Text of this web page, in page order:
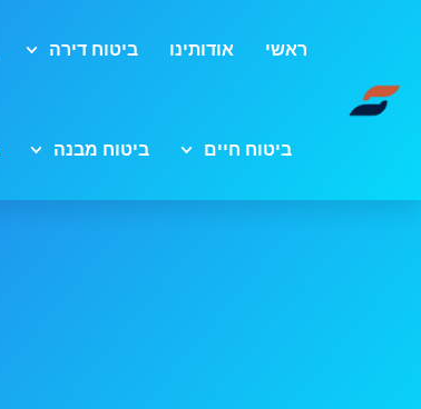
ראשי אודותינו ביטוח דירה
ביטוח חיים ביטוח מבנה